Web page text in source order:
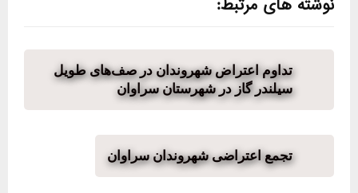
نوشته های مرتبط:
تداوم اعتراض شهروندان در صف‌های طویل
سیلندر گاز در شهرستان سراوان
تجمع اعتراضی شهروندان سراوان